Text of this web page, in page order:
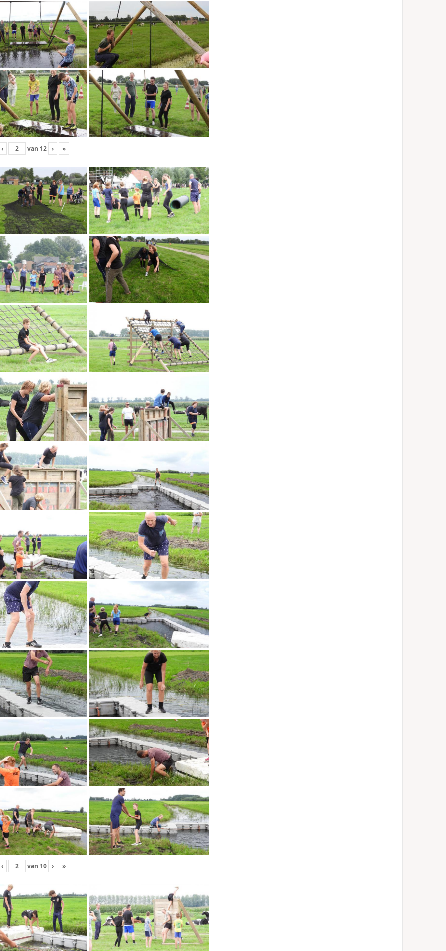
‹ van 12 › »
‹ van 10 › »